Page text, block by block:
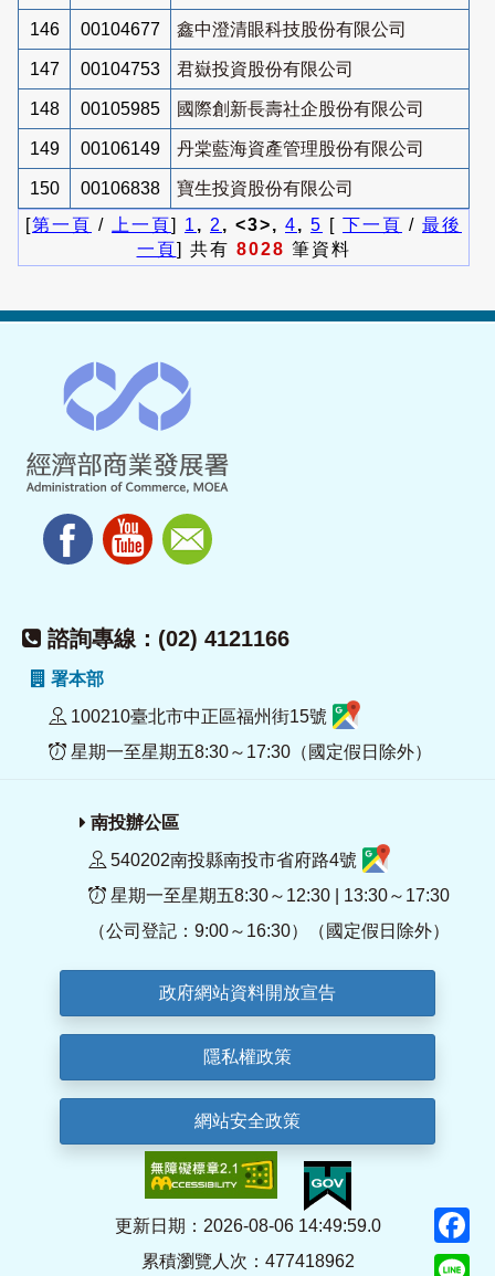
146 00104677 鑫中澄清眼科技股份有限公司
147 00104753 君嶽投資股份有限公司
148 00105985 國際創新長壽社企股份有限公司
149 00106149 丹棠藍海資產管理股份有限公司
150 00106838
寶生投資股份有限公司
[第一頁 / 上一頁] 1 , 2 , <3>, 4, 5 [ 下一頁 / 最後
一頁] 共有 8028 筆資料
諮詢專線：(02) 4121166
署本部
100210臺北市中正區福州街15號
星期一至星期五8:30～17:30（國定假日除外）
南投辦公區
540202南投縣南投市省府路4號
星期一至星期五8:30～12:30 | 13:30～17:30
（公司登記：9:00～16:30）（國定假日除外）
政府網站資料開放宣告
隱私權政策
網站安全政策
更新日期：2026-08-06 14:49:59.0
累積瀏覽人次：477418962